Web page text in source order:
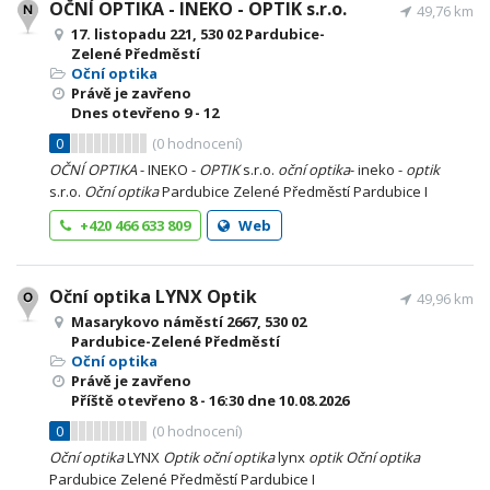
OČNÍ OPTIKA - INEKO - OPTIK s.r.o.
17. listopadu 221, 530 02 Pardubice-
Zelené Předměstí
Oční optika
Právě je zavřeno
Dnes otevřeno 9 - 12
0
(0 hodnocení)
49,76 km
OČNÍ OPTIKA- INEKO - OPTIKs.r.o. oční optika- ineko - optik
s.r.o. Oční optikaPardubice Zelené Předměstí Pardubice I
+420 466 633 809
Web
Oční optika LYNX Optik
Masarykovo náměstí 2667, 530 02
Pardubice-Zelené Předměstí
Oční optika
Právě je zavřeno
Příště otevřeno 8 - 16:30 dne 10.08.2026
0
(0 hodnocení)
49,96 km
Oční optikaLYNX Optik oční optikalynx optik Oční optika
Pardubice Zelené Předměstí Pardubice I